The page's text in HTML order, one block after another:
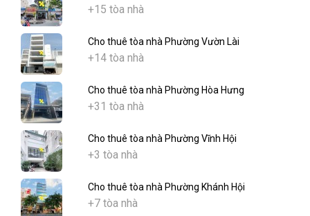
+15 tòa nhà
Cho thuê tòa nhà Phường Vườn Lài
+14 tòa nhà
Cho thuê tòa nhà Phường Hòa Hưng
+31 tòa nhà
Cho thuê tòa nhà Phường Vĩnh Hội
+3 tòa nhà
Cho thuê tòa nhà Phường Khánh Hội
+7 tòa nhà